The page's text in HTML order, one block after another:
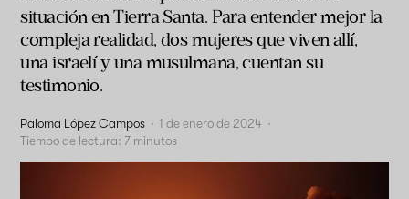
situación en Tierra Santa. Para entender mejor la
compleja realidad, dos mujeres que viven allí,
una israelí y una musulmana, cuentan su
testimonio.
Paloma López Campos · 1 de enero de 2024 ·
Tiempo de lectura: 7 minutos